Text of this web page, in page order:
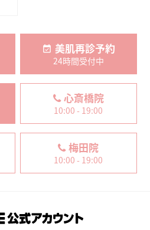
美肌再診予約
24時間受付中
心斎橋院
10:00 - 19:00
梅田院
10:00 - 19:00